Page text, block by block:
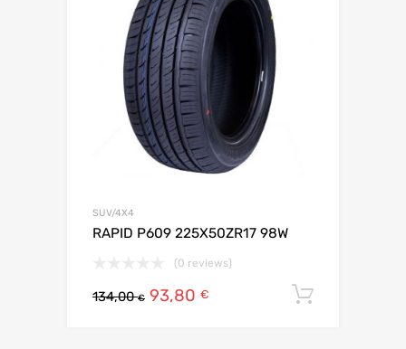
SUV/4X4
RAPID P609 225X50ZR17 98W
(0 reviews)
134,00€ 93,80 €